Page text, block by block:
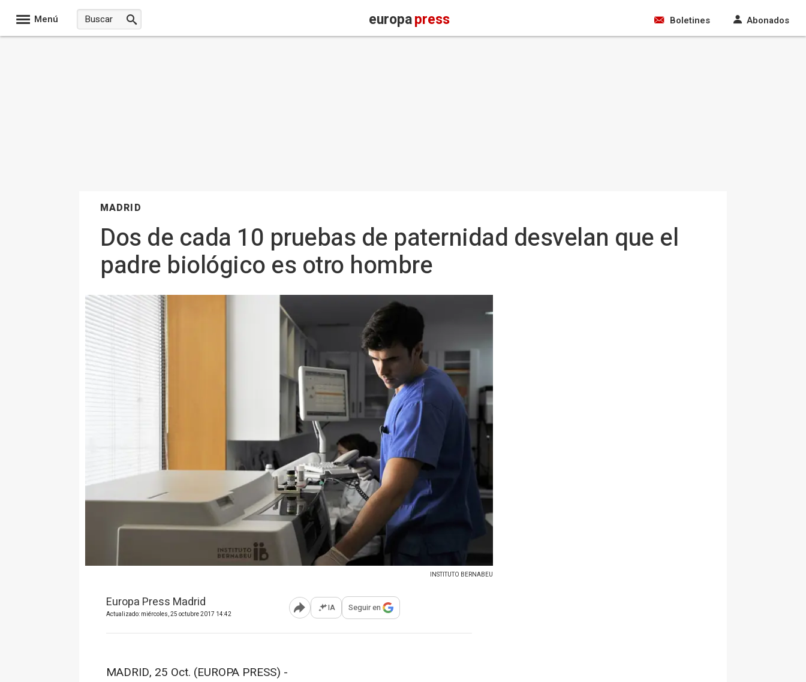
Menú europapress Boletines Abonados
MADRID
Dos de cada 10 pruebas de paternidad desvelan que el
padre biológico es otro hombre
INSTITUTO BERNABEU
Europa Press Madrid
Actualizado: miércoles, 25 octubre 2017 14:42 Abrir opciones para compartir
IA Seguir en
MADRID, 25 Oct. (EUROPA PRESS) -